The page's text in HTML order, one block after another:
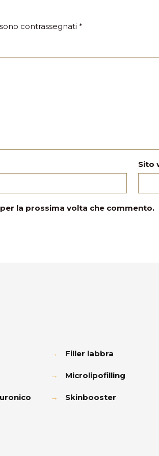
contrassegnati*
Sito
la prossima volta che commento.
→ Filler labbra
→ Microlipofilling
→ Skinbooster